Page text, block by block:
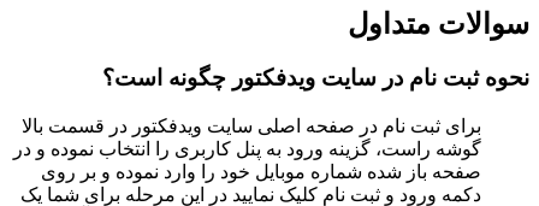
سوالات متداول
نحوه ثبت نام در سایت ویدفکتور چگونه است؟
برای ثبت نام در صفحه اصلی سایت ویدفکتور در قسمت بالا
گوشه راست، گزینه ورود به پنل کاربری را انتخاب نموده و در
صفحه باز شده شماره موبایل خود را وارد نموده و بر روی
دکمه ورود و ثبت نام کلیک نمایید در این مرحله برای شما یک